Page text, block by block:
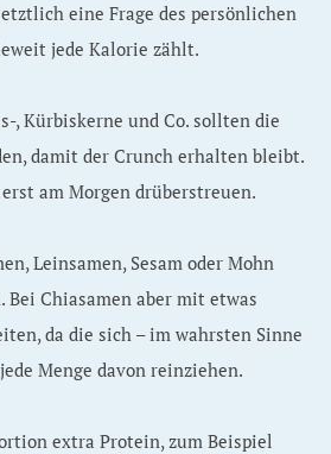
eine Frage des persönlichen
jede Kalorie zählt.
, Kürbiskerne und Co. sollten die
damit der Crunch erhalten bleibt.
am Morgen drüberstreuen.
Leinsamen, Sesam oder Mohn
Chiasamen aber mit etwas
da die sich – im wahrsten Sinne
Menge davon reinziehen.
extra Protein, zum Beispiel